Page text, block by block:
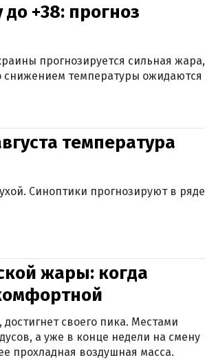
+38: прогноз
прогнозируется сильная жара,
снижением температуры ожидаются
температура
Синоптики прогнозируют в ряде
жары: когда
своего пика. Местами
а уже в конце недели на смену
прохладная воздушная масса.